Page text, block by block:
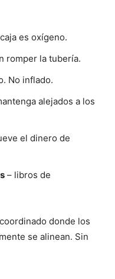
es oxígeno.
romper la tubería.
No inflado.
alejados a los
el dinero de
– libros de
donde los
se alinean. Sin